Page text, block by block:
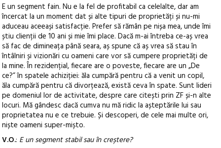
E un segment fain. Nu e la fel de profitabil ca celelalte, dar am
încercat la un moment dat și alte tipuri de proprietăți și nu-mi
aduceau aceeași satisfacție. Prefer să rămân pe nișa mea, unde îmi
știu clienții de 10 ani și mie îmi place. Dacă m-ai întreba ce-aș vrea
să fac de dimineața până seara, aș spune că aș vrea să stau în
întâlniri și vizionări cu oameni care vor să cumpere proprietăți de
la mine. În rezidențial, fiecare are o poveste, fiecare are un „De
ce?” în spatele achiziției: ăla cumpără pentru că a venit un copil,
ăla cumpără pentru că divorțează, există ceva în spate. Sunt lideri
pe domeniul lor de activitate, despre care citești prin ZF și-n alte
locuri. Mă gândesc dacă cumva nu mă ridic la așteptările lui sau
proprietatea nu e ce trebuie. Și descoperi, de cele mai multe ori,
niște oameni super-mișto.
V.O.: E un segment stabil sau în creștere?